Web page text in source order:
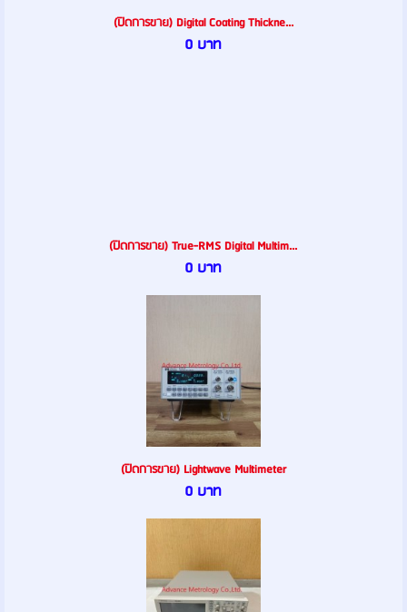
(ปิดการขาย) Digital Coating Thickne...
0 บาท
(ปิดการขาย) True-RMS Digital Multim...
0 บาท
(ปิดการขาย) Lightwave Multimeter
0 บาท